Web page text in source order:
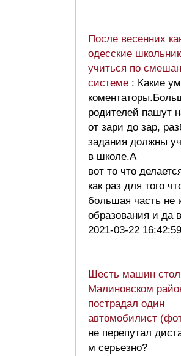
После весенних
одесские
учиться по
системе : Какие
родителей пашут
от зари до зар,
задания должны
в школе.А
вот то что
как раз для того
большая часть не
образования и да
2021-03-22 16:42:59
Шесть машин
Малиновском
пострадал один
автомобилист
не перепутал
м серьезно?